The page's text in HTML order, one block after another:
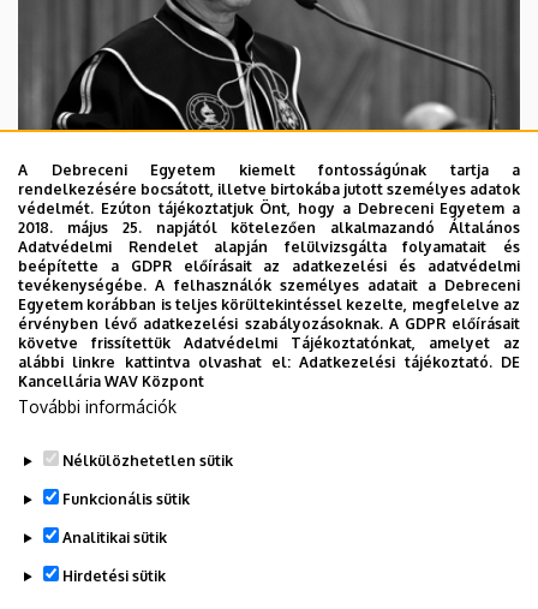
2026. augusztus 5.
Díszdoktorát gyászolja a Debreceni
Egyetem
INTÉZMÉNYI TTK TUDOMÁNY
A Debreceni Egyetem kiemelt fontosságúnak tartja a
rendelkezésére bocsátott, illetve birtokába jutott személyes adatok
védelmét. Ezúton tájékoztatjuk Önt, hogy a Debreceni Egyetem a
2018. május 25. napjától kötelezően alkalmazandó Általános
Adatvédelmi Rendelet alapján felülvizsgálta folyamatait és
beépítette a GDPR előírásait az adatkezelési és adatvédelmi
tevékenységébe. A felhasználók személyes adatait a Debreceni
Egyetem korábban is teljes körültekintéssel kezelte, megfelelve az
érvényben lévő adatkezelési szabályozásoknak. A GDPR előírásait
követve frissítettük Adatvédelmi Tájékoztatónkat, amelyet az
alábbi linkre kattintva olvashat el:Adatkezelési tájékoztató. DE
Kancellária WAV Központ
További információk
Nélkülözhetetlen sütik
Funkcionális sütik
Analitikai sütik
Hirdetési sütik